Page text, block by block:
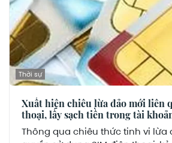
Thời sự
Xuất hiện chiêu lừa đảo mới liên
thoại, lấy sạch tiền trong tài
Thông qua chiêu thức tinh vi lừa